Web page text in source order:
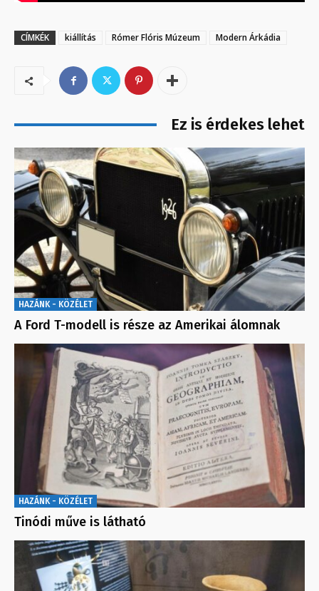
CÍMKÉK kiállítás Rómer Flóris Múzeum Modern Árkádia
Ez is érdekes lehet
HAZÁNK - KÖZÉLET
A Ford T-modell is része az Amerikai álomnak
HAZÁNK - KÖZÉLET
Tinódi műve is látható